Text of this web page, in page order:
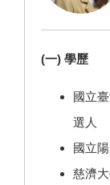
(一) 學歷
國立
選人
國立
慈濟